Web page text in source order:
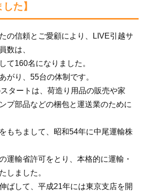
た】
の信頼とご愛顧により、LIVE引越サ
数は、
て160名になりました。
がり、55台の体制です。
タートは、荷造り用品の販売や家
プ部品などの梱包と運送業のために
もちまして、昭和54年に中尾運輸株
運輸省許可をとり、本格的に運輸・
しました。
ばして、平成21年には東京支店を開